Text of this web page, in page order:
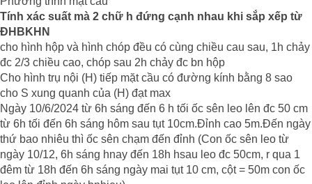
Tính xác suất mà 2 chữ h đứng cạnh nhau khi sắp xếp từ
ĐHBKHN
cho hình hộp và hình chóp đều có cùng chiều cau sau, 1h chảy
đc 2/3 chiều cao, chóp sau 2h chảy đc bn hộp
Cho hình trụ nội (H) tiếp mặt cầu có đường kính bằng 8 sao
cho S xung quanh của (H) đạt max
Ngày 10/6/2024 từ 6h sáng đến 6 h tối ốc sên leo lên đc 50 cm
từ 6h tối đến 6h sáng hôm sau tụt 10cm.Đỉnh cao 5m.Đến ngày
thứ bao nhiêu thì ốc sên chạm đến đỉnh (Con ốc sên leo từ
ngày 10/12, 6h sáng hnay đến 18h hsau leo đc 50cm, r qua 1
đêm từ 18h đến 6h sáng ngày mai tụt 10 cm, cột = 50m con ốc